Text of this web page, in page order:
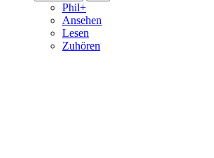
Phil+
Ansehen
Lesen
Zuhören